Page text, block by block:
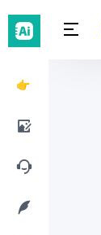
👉
DeepSeek
AI绘
AI聊